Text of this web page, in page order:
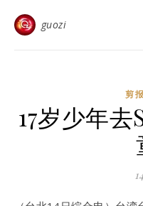
guozi
剪报
17岁少年去